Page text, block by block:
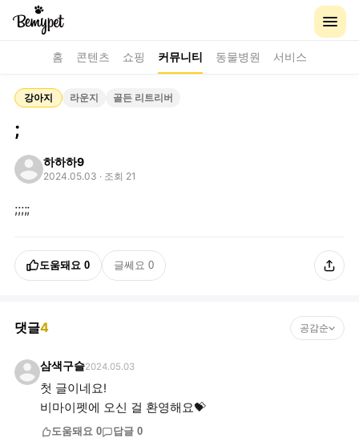
홈 콘텐츠 쇼핑 커뮤니티 동물병원 서비스
강아지 라운지 골든 리트리버
;
하하하9
2024.05.03 · 조회 21
;;;;;
도움돼요 0 글쎄요 0
댓글4 공감순
삼색구슬2024.05.03
첫 글이네요!
비마이펫에 오신 걸 환영해요💝
도움돼요 0 답글 0